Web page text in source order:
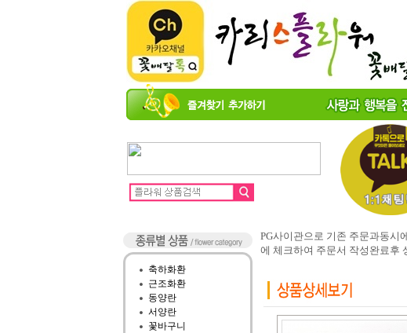
축하화환
근조화환
동양란
서양란
꽃바구니
PG사이관으로 기존 주문과동시
에 체크하여 주문서 작성완료후